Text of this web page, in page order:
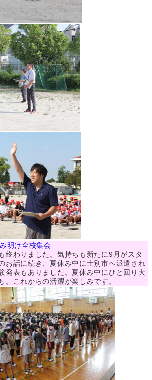
明け全校集会
わりました。気持ちも新たに9月がスタ
お話に続き、夏休み中に士別市へ派遣され
発表もありました。夏休み中にひと回り大
。これからの活躍が楽しみです。